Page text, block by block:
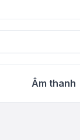
Âm thanh